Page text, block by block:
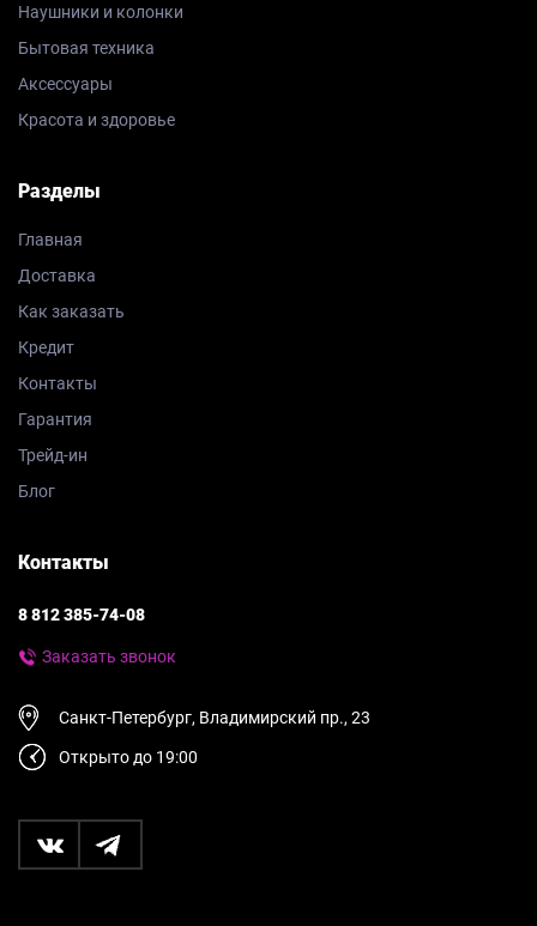
Наушники и колонки
Бытовая техника
Аксессуары
Красота и здоровье
Разделы
Главная
Доставка
Как заказать
Кредит
Контакты
Гарантия
Трейд-ин
Блог
Контакты
8 812 385-74-08
Заказать звонок
Санкт-Петербург, Владимирский пр., 23
Открыто до 19:00